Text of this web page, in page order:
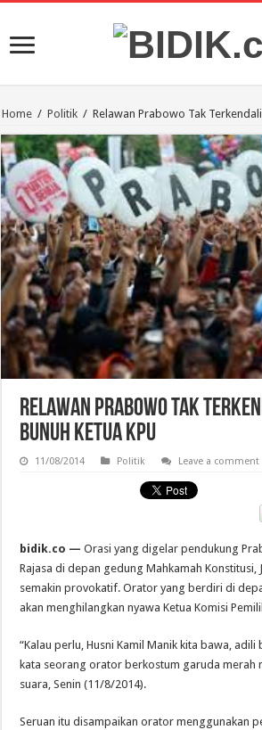
Home / Politik / Relawan Prabowo Tak
Relawan Prabowo Tak
Bunuh Ketua KPU
11/08/2014 Politik Leave a comment
bidik.co — Orasi yang digelar pendukung
Rajasa di depan gedung Mahkamah Konstitusi,
semakin provokatif. Orator yang berdiri di
akan menghilangkan nyawa Ketua Komisi
“Kalau perlu, Husni Kamil Manik kita bawa, adili
kata seorang orator berkostum garuda merah
suara, Senin (11/8/2014).
Seruan itu disampaikan orator menggunakan